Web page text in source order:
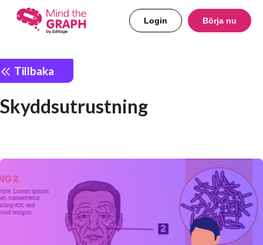
Login Börja nu
Tillbaka
Skyddsutrustning